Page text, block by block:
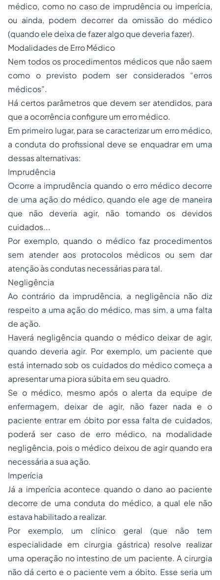
médico, como no caso de imprudência ou imperícia,
ou ainda, podem decorrer da omissão do médico
(quando ele deixa de fazer algo que deveria fazer).
Modalidades de Erro Médico
Nem todos os procedimentos médicos que não saem
como o previsto podem ser considerados “erros
médicos”.
Há certos parâmetros que devem ser atendidos, para
que a ocorrência configure um erro médico.
Em primeiro lugar, para se caracterizar um erro médico,
a conduta do profissional deve se enquadrar em uma
dessas alternativas:
Imprudência
Ocorre a imprudência quando o erro médico decorre
de uma ação do médico, quando ele age de maneira
que não deveria agir, não tomando os devidos
cuidados...
Por exemplo, quando o médico faz procedimentos
sem atender aos protocolos médicos ou sem dar
atenção às condutas necessárias para tal.
Negligência
Ao contrário da imprudência, a negligência não diz
respeito a uma ação do médico, mas sim, a uma falta
de ação.
Haverá negligência quando o médico deixar de agir,
quando deveria agir. Por exemplo, um paciente que
está internado sob os cuidados do médico começa a
apresentar uma piora súbita em seu quadro.
Se o médico, mesmo após o alerta da equipe de
enfermagem, deixar de agir, não fazer nada e o
paciente entrar em óbito por essa falta de cuidados,
poderá ser caso de erro médico, na modalidade
negligência, pois o médico deixou de agir quando era
necessária a sua ação.
Imperícia
Já a imperícia acontece quando o dano ao paciente
decorre de uma conduta do médico, a qual ele não
estava habilitado a realizar.
Por exemplo, um clínico geral (que não tem
especialidade em cirurgia gástrica) resolve realizar
uma operação no intestino de um paciente. A cirurgia
não dá certo e o paciente vem a óbito. Esse seria um